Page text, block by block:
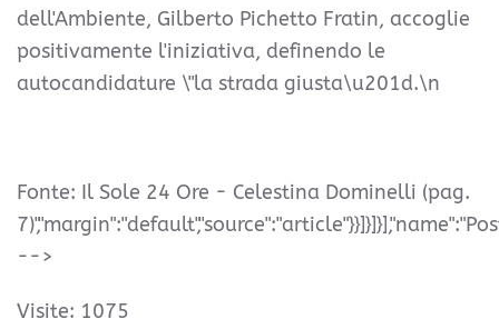
dell'Ambiente, Gilberto Pichetto Fratin, accoglie
positivamente l'iniziativa, definendo le
autocandidature \"la strada giusta\u201d.\n
Fonte: Il Sole 24 Ore - Celestina Dominelli (pag.
-->
Visite: 1075